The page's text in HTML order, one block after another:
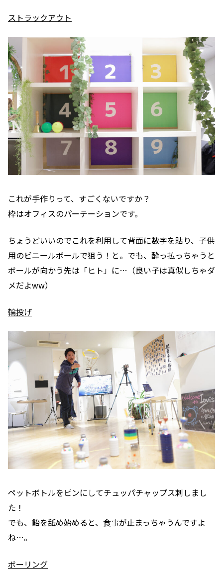
ストラックアウト
これが手作りって、すごくないですか？
枠はオフィスのパーテーションです。
ちょうどいいのでこれを利用して背面に数字を貼り、子供
用のビニールボールで狙う！と。でも、酔っ払っちゃうと
ボールが向かう先は「ヒト」に… （良い子は真似しちゃダ
メだよww）
輪投げ
ペットボトルをピンにしてチュッパチャップス刺しまし
た！
でも、飴を舐め始めると、食事が止まっちゃうんですよ
ね…。
ボーリング